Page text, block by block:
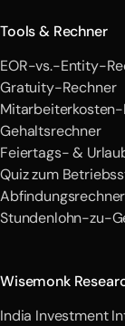
Tools & Rechner
EOR-vs.-Entity-
Gratuity-Rechner
Gehaltsrechner
Feiertags- &
Quiz zum
Abfindungsrechner
Stundenlohn-zu-
Wisemonk
India Investment